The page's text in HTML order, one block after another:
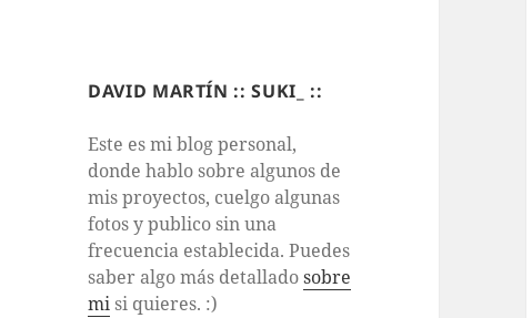
DAVID MARTÍN :: SUKI_ ::
Este es mi blog personal,
donde hablo sobre algunos de
mis proyectos, cuelgo algunas
fotos y publico sin una
frecuencia establecida. Puedes
saber algo más detalladosobre
misi quieres. :)